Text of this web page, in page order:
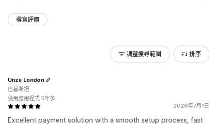
撰寫評價
調整搜尋範圍 排序
2026年7月1日
Excellent payment solution with a smooth setup process, fast
Unze London
巴基斯坦
使用應用程式 5年多